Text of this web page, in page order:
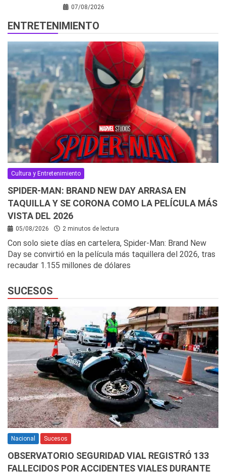
07/08/2026
ENTRETENIMIENTO
Cultura y Entretenimiento
SPIDER-MAN: BRAND NEW DAY ARRASA EN
TAQUILLA Y SE CORONA COMO LA PELÍCULA MÁS
VISTA DEL 2026
05/08/2026 2 minutos de lectura
Con solo siete días en cartelera, Spider-Man: Brand New
Day se convirtió en la película más taquillera del 2026, tras
recaudar 1.155 millones de dólares
SUCESOS
Nacional Sucesos
OBSERVATORIO SEGURIDAD VIAL REGISTRÓ 133
FALLECIDOS POR ACCIDENTES VIALES DURANTE